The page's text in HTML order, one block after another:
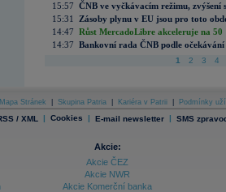
15:57 ČNB ve vyčkávacím režimu, zvýšení
15:31
Zásoby plynu v EU jsou pro toto
14:47 Růst MercadoLibre akceleruje na
14:37 Bankovní rada ČNB podle
1 2 3 4
Mapa Stránek Skupina Patria Kariéra v Patrii Podmínky
/ XML | Cookies | E-mail newsletter | SMS
Akcie:
Akcie ČEZ
Akcie NWR
Akcie Komerční banka